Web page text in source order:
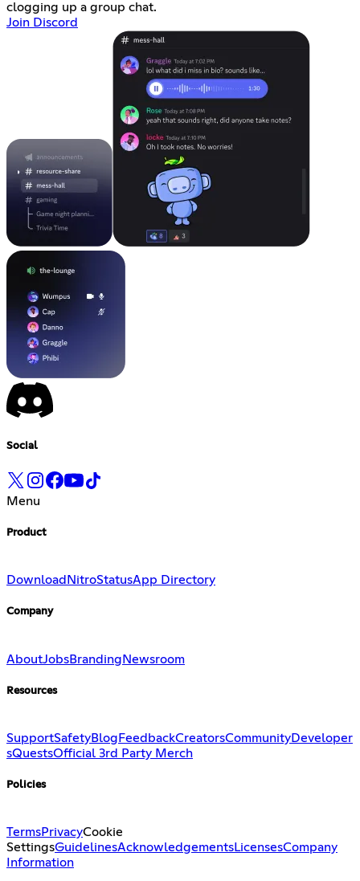
clogging up a group chat.
Join Discord
Social
Menu
Product
Download NitroStatusApp Directory
Company
AboutJobsBrandingNewsroom
Resources
SupportSafetyBlog FeedbackCreatorsCommunityDeveloper
sQuestsOfficial 3rd Party Merch
Policies
TermsPrivacyCookie
SettingsGuidelinesAcknowledgementsLicensesCompany
Information